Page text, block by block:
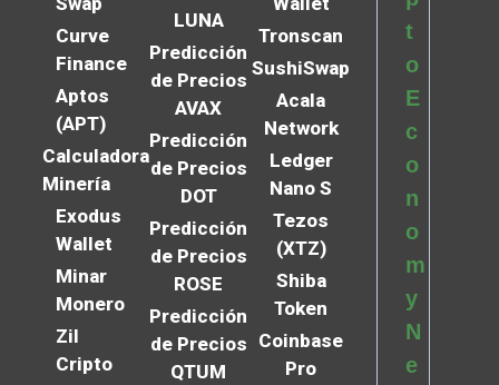
Curve
Finance
Aptos
(APT)
Calculadora
Minería
Exodus
Wallet
Minar
Monero
Zil
Cripto
LUNA
Predicción
de Precios
AVAX
Predicción
de Precios
DOT
Predicción
de Precios
ROSE
Predicción
de Precios
QTUM
Tronscan
SushiSwap
Acala
Network
Ledger
Nano S
Tezos
(XTZ)
Shiba
Token
Coinbase
Pro
t
o
E
c
o
n
o
m
y
N
e